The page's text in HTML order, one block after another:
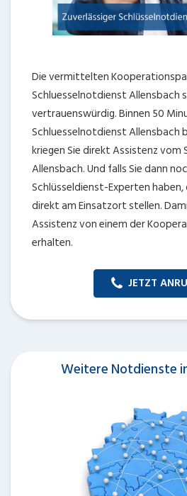
Die vermittelten
Schluesselnotdienst Allensbach
vertrauenswürdig. Binnen 50
Schluesselnotdienst Allensbach
kriegen Sie direkt Assistenz
Allensbach. Und falls Sie dann
Schlüsseldienst-Experten haben,
direkt am Einsatzort stellen.
Assistenz von einem der
erhalten.
JETZT
Weitere Notdienste